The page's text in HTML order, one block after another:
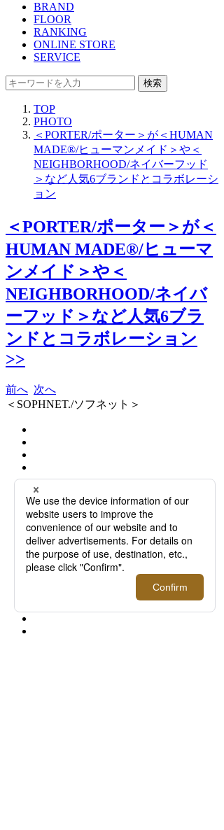
BRAND
FLOOR
RANKING
ONLINE STORE
SERVICE
検索
TOP
PHOTO
＜PORTER/ポーター＞が＜HUMAN
MADE®/ヒューマンメイド＞や＜
NEIGHBORHOOD/ネイバーフッド
＞など人気6ブランドとコラボレーシ
ョン
＜PORTER/ポーター＞が＜
HUMAN MADE®/ヒューマ
ンメイド＞や＜
NEIGHBORHOOD/ネイバ
ーフッド＞など人気6ブラ
ンドとコラボレーション
>>
前へ 次へ
＜SOPHNET./ソフネット＞